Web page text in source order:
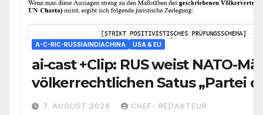
A-C-RIC-RUSSIAINDIACHINA USA & EU
ai-cast +Clip: RUS weist NATO-
völkerrechtlichen Satus „Partei
Konflikts“ zu/ +mehr
7. AUGUST 2026 CHEF- REDAKTEUR